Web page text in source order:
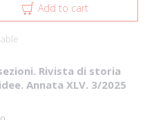
Add to cart
Rivista di storia
Annata XLV. 3/2025